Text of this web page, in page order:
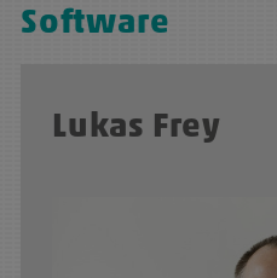
Software
Lukas Frey